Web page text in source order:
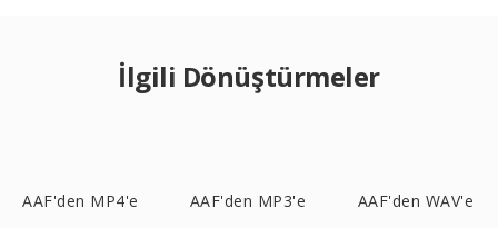
İlgili Dönüştürmeler
AAF'den MP4'e AAF'den MP3'e AAF'den WAV'e